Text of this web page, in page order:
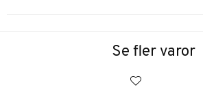
Se fler varor